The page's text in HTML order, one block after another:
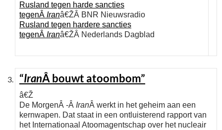
Rusland tegen harde sancties
tegenÂ Iranâ€ŽÂ BNR Nieuwsradio
Rusland tegen hardere sancties
tegenÂ Iranâ€ŽÂ Nederlands Dagblad
“IranÂ bouwt atoombom”
â€Ž
De MorgenÂ -Â IranÂ werkt in het geheim aan een
kernwapen. Dat staat in een ontluisterend rapport van
het Internationaal Atoomagentschap over het nucleair